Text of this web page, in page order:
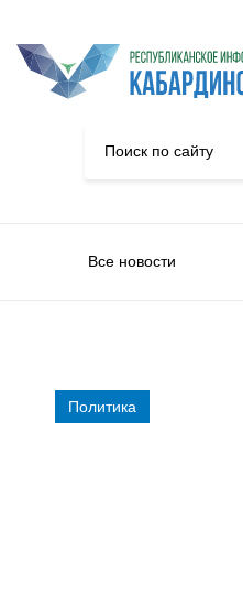
Все новости
Политика